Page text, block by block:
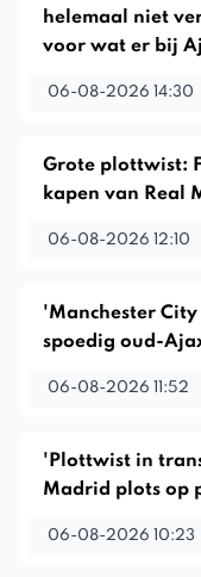
helemaal niet
voor wat er bij
06-08-2026 14:30
Grote plottwist:
kapen van Real
06-08-2026 12:10
'Manchester
spoedig oud-
06-08-2026 11:52
'Plottwist in
Madrid plots op
06-08-2026 10:23